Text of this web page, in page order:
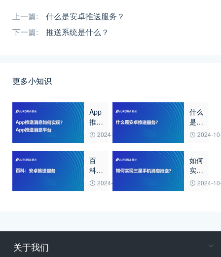
上一篇:
什么是安卓推送服务？
下一篇:
推送系统是什么？
更多小知识
App
推送
消息
现？
App
推送
2024-10-23
什么
是安
卓推2024-
百
科：
安卓2024-10-22
如何
实现
三星2024-
关于我们